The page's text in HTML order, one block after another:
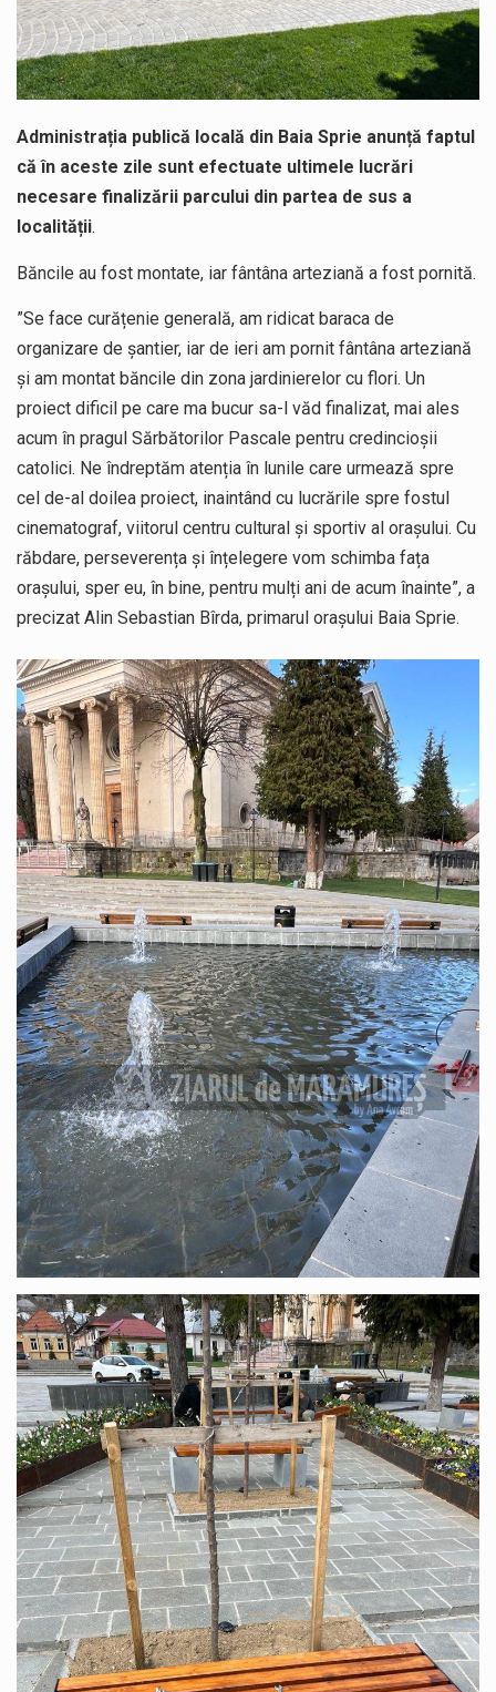
Administrația publică locală din Baia Sprie anunță faptul
că în aceste zile sunt efectuate ultimele lucrări
necesare finalizării parcului din partea de sus a
localității.
Băncile au fost montate, iar fântâna arteziană a fost pornită.
”Se face curățenie generală, am ridicat baraca de
organizare de șantier, iar de ieri am pornit fântâna arteziană
și am montat băncile din zona jardinierelor cu flori. Un
proiect dificil pe care ma bucur sa-l văd finalizat, mai ales
acum în pragul Sărbătorilor Pascale pentru credincioşii
catolici. Ne îndreptăm atenția în lunile care urmează spre
cel de-al doilea proiect, inaintând cu lucrările spre fostul
cinematograf, viitorul centru cultural și sportiv al orașului. Cu
răbdare, perseverența și înțelegere vom schimba fața
oraşului, sper eu, în bine, pentru mulți ani de acum înainte”, a
precizat Alin Sebastian Bîrda, primarul orașului Baia Sprie.